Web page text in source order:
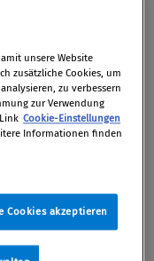
OMV Petrom
wurden
Rahmen der
Eco Premium
Benzin) vom
unsere Website
zusätzliche Cookies, um
zu verbessern
zur Verwendung
Cookie-Einstellungen
Informationen finden
Cookies akzeptieren